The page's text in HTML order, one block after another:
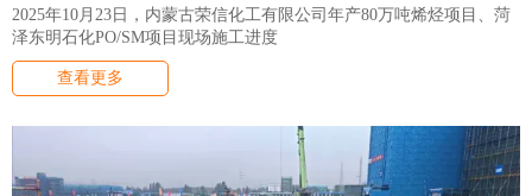
2025年10月23日，内蒙古荣信化工有限公司年产80万吨烯烃项目、菏
泽东明石化PO/SM项目现场施工进度
查看更多